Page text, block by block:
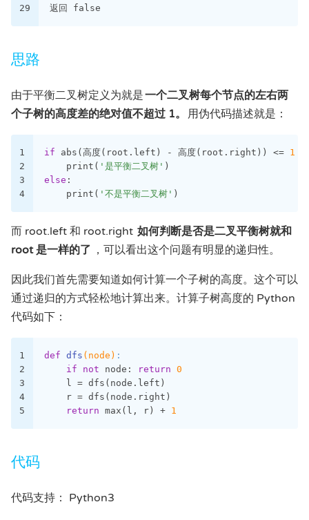
29
返回 false
思路
由于平衡二叉树定义为就是一个二叉树每个节点的左右两
个子树的高度差的绝对值不超过 1。
用伪代码描述就是：
1
2
3
4
if abs(高度(root.left) - 高度(root.right)) <= 1
    print(
'是平衡二叉树' )
else :
    print(
'不是平衡二叉树' )
而 root.left 和 root.right 如何判断是否是二叉平衡树就和
root 是一样的了 ，可以看出这个问题有明显的递归性。
因此我们首先需要知道如何计算一个子树的高度。这个可以
通过递归的方式轻松地计算出来。计算子树高度的 Python
代码如下：
1
2
3
4
5
def dfs (node) :
if
not node: return 0
    l = dfs(node.left)
    r = dfs(node.right)
return max(l, r) + 1
代码
代码支持： Python3